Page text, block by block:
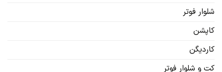
شلوار فوتر
کاپشن
کاردیگن‌
کت و شلوار فوتر